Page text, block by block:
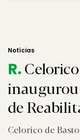
Notícias
R.
de
Celorico de